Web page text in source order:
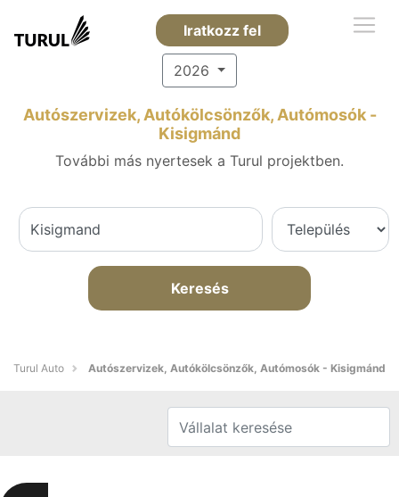
Iratkozz fel
2026
Autószervizek, Autókölcsönzők, Autómosók -
Kisigmánd
További más nyertesek a Turul projektben.
Keresés
Turul Auto Autószervizek, Autókölcsönzők, Autómosók - Kisigmánd